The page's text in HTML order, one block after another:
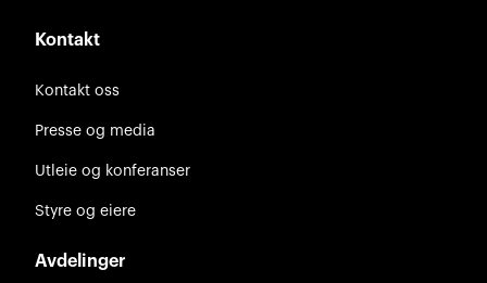
Kontakt
Kontakt oss
Presse og media
Utleie og konferanser
Styre og eiere
Avdelinger